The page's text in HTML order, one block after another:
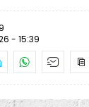
- 15:39